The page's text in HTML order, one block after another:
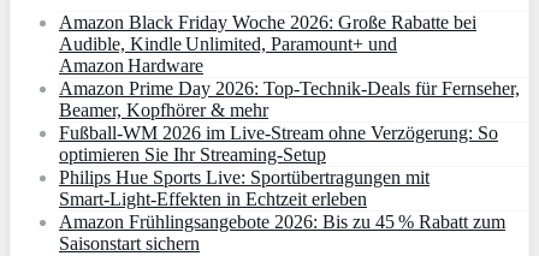
Amazon Black Friday Woche 2026: Große Rabatte bei
Audible, Kindle Unlimited, Paramount+ und
Amazon Hardware
Amazon Prime Day 2026: Top-Technik-Deals für Fernseher,
Beamer, Kopfhörer & mehr
Fußball-WM 2026 im Live-Stream ohne Verzögerung: So
optimieren Sie Ihr Streaming-Setup
Philips Hue Sports Live: Sportübertragungen mit
Smart‑Light‑Effekten in Echtzeit erleben
Amazon Frühlingsangebote 2026: Bis zu 45 % Rabatt zum
Saisonstart sichern